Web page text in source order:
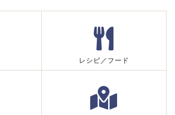
レシピ／フード